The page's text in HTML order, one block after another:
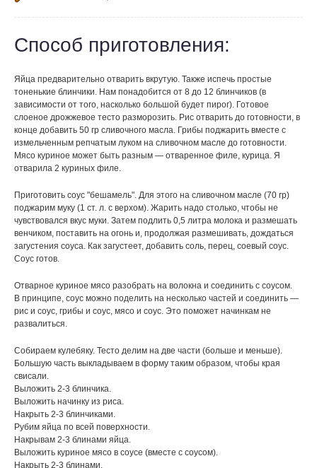
Способ приготовления:
Яйца предварительно отварить вкрутую. Также испечь простые
тоненькие блинчики. Нам понадобится от 8 до 12 блинчиков (в
зависимости от того, насколько большой будет пирог). Готовое
слоеное дрожжевое тесто разморозить. Рис отварить до готовности, в
конце добавить 50 гр сливочного масла. Грибы поджарить вместе с
измельченным репчатым луком на сливочном масле до готовности.
Мясо куриное может быть разным — отваренное филе, курица. Я
отварила 2 куриных филе.
Приготовить соус "бешамель". Для этого на сливочном масле (70 гр)
поджарим муку (1 ст. л. с верхом). Жарить надо столько, чтобы не
чувствовался вкус муки. Затем подлить 0,5 литра молока и размешать
венчиком, поставить на огонь и, продолжая размешивать, дождаться
загустения соуса. Как загустеет, добавить соль, перец, соевый соус.
Соус готов.
Отварное куриное мясо разобрать на волокна и соединить с соусом.
В принципе, соус можно поделить на несколько частей и соединить —
рис и соус, грибы и соус, мясо и соус. Это поможет начинкам не
развалиться.
Собираем кулебяку. Тесто делим на две части (больше и меньше).
Большую часть выкладываем в форму таким образом, чтобы края
свисали.
Выложить 2-3 блинчика.
Выложить начинку из риса.
Накрыть 2-3 блинчиками.
Рубим яйца по всей поверхности.
Накрывам 2-3 блинами яйца.
Выложить куриное мясо в соусе (вместе с соусом).
Накрыть 2-3 блинами.